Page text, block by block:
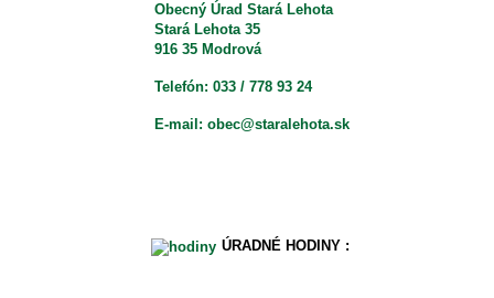
Obecný Úrad Stará Lehota
Stará Lehota 35
916 35 Modrová
Telefón: 033 / 778 93 24
E-mail: obec@staralehota.sk
ÚRADNÉ HODINY :